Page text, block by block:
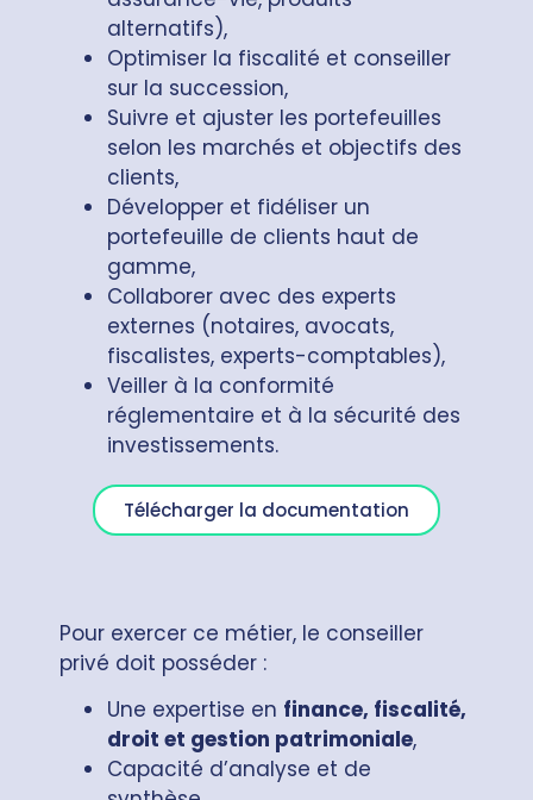
alternatifs),
Optimiser la fiscalité et conseiller
sur la succession,
Suivre et ajuster les portefeuilles
selon les marchés et objectifs des
clients,
Développer et fidéliser un
portefeuille de clients haut de
gamme,
Collaborer avec des experts
externes (notaires, avocats,
fiscalistes, experts-comptables),
Veiller à la conformité
réglementaire et à la sécurité des
investissements.
Télécharger la documentation
Pour exercer ce métier, le conseiller
privé doit posséder :
Une expertise en finance, fiscalité,
droit et gestion patrimoniale,
Capacité d’analyse et de